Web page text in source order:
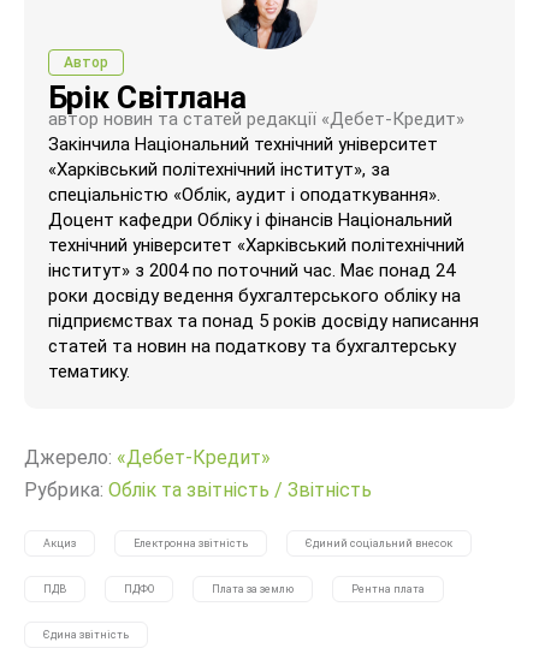
Автор
Брік Світлана
автор новин та статей редакції «Дебет-Кредит»
Закінчила Національний технічний університет
«Харківський політехнічний інститут», за
спеціальністю «Облік, аудит і оподаткування».
Доцент кафедри Обліку і фінансів Національний
технічний університет «Харківський політехнічний
інститут» з 2004 по поточний час. Має понад 24
роки досвіду ведення бухгалтерського обліку на
підприємствах та понад 5 років досвіду написання
статей та новин на податкову та бухгалтерську
тематику.
Джерело: «Дебет-Кредит»
Рубрика: Облік та звітність / Звітність
Акциз Електронна звітність Єдиний соціальний внесок
ПДВ ПДФО Плата за землю Рентна плата
Єдина звітність